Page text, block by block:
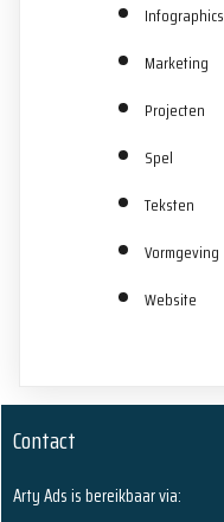
Infographics
Marketing
Projecten
Spel
Teksten
Vormgeving
Website
Contact
Arty Ads is bereikbaar via: